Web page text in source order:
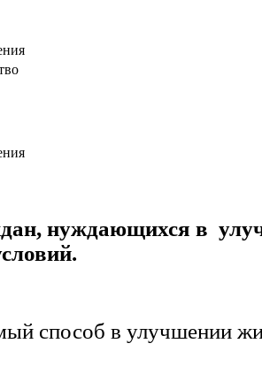
нуждающихся в
способ в улучшении